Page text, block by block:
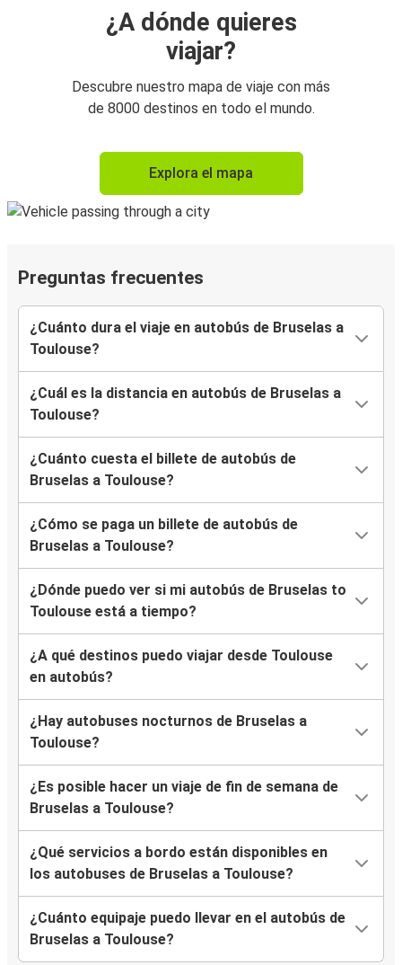
¿A dónde quieres
viajar?
Descubre nuestro mapa de viaje con más
de 8000 destinos en todo el mundo.
Explora el mapa
Preguntas frecuentes
¿Cuánto dura el viaje en autobús de Bruselas a
Toulouse?
¿Cuál es la distancia en autobús de Bruselas a
Toulouse?
¿Cuánto cuesta el billete de autobús de
Bruselas a Toulouse?
¿Cómo se paga un billete de autobús de
Bruselas a Toulouse?
¿Dónde puedo ver si mi autobús de Bruselas to
Toulouse está a tiempo?
¿A qué destinos puedo viajar desde Toulouse
en autobús?
¿Hay autobuses nocturnos de Bruselas a
Toulouse?
¿Es posible hacer un viaje de fin de semana de
Bruselas a Toulouse?
¿Qué servicios a bordo están disponibles en
los autobuses de Bruselas a Toulouse?
¿Cuánto equipaje puedo llevar en el autobús de
Bruselas a Toulouse?